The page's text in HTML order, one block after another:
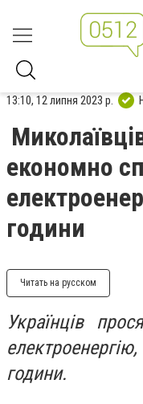
13:10, 12 липня 2023 р.
економно
години
Читать на русском
Українців
години.